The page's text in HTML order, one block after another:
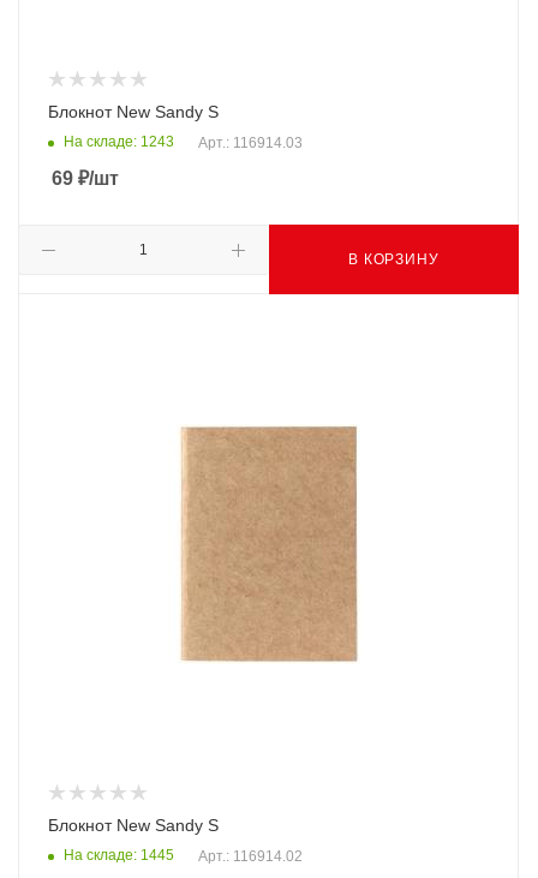
Блокнот New Sandy S
На складе: 1243 Арт.: 116914.03
69 ₽/шт
В КОРЗИНУ
Блокнот New Sandy S
На складе: 1445 Арт.: 116914.02